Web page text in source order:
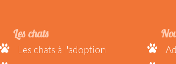
Les chats
Les chats à l'adoption